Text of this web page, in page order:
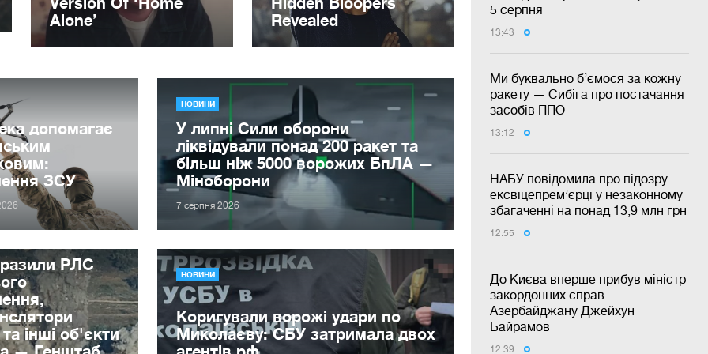
5 серпня
13:43
Ми буквально б’ємося за кожну
ракету — Сибіга про постачання
засобів ППО
13:12
НАБУ повідомила про підозру
ексвіцепрем’єрці у незаконному
збагаченні на понад 13,9 млн грн
12:55
До Києва вперше прибув міністр
закордонних справ
Азербайджану Джейхун
Байрамов
12:39
допомагає
ЗСУ
НОВИНИ
У липні Сили оборони
ліквідували понад 200 ракет та
більш ніж 5000 ворожих БпЛА —
Міноборони
7 серпня 2026
РЛС
інші об'єкти
НОВИНИ
Коригували ворожі удари по
Миколаєву: СБУ затримала двох